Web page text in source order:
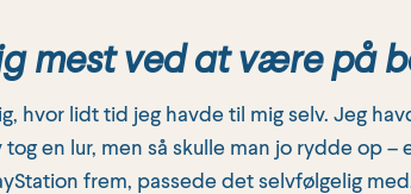
mest ved at være på
hvor lidt tid jeg havde til mig selv. Jeg
en lur, men så skulle man jo rydde op –
frem, passede det selvfølgelig